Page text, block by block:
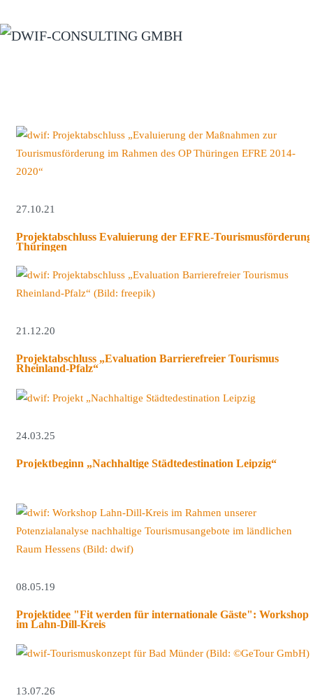
Zum Hauptinhalt springen
27.10.21
Projektabschluss Evaluierung der EFRE-Tourismusförderung
Thüringen
21.12.20
Projektabschluss „Evaluation Barrierefreier Tourismus
Rheinland-Pfalz“
24.03.25
Projektbeginn „Nachhaltige Städtedestination Leipzig“
08.05.19
Projektidee "Fit werden für internationale Gäste": Workshop
im Lahn-Dill-Kreis
13.07.26